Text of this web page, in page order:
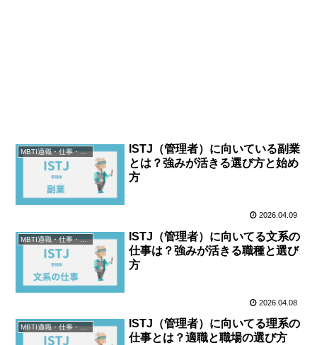
MBTI適職・仕事・資格
ISTJ（管理者）に向いている副業
とは？強みが活きる選び方と始め
方
2026.04.09
MBTI適職・仕事・資格
ISTJ（管理者）に向いてる文系の
仕事は？強みが活きる職種と選び
方
2026.04.08
MBTI適職・仕事・資格
ISTJ（管理者）に向いてる理系の
仕事とは？適職と職場の選び方